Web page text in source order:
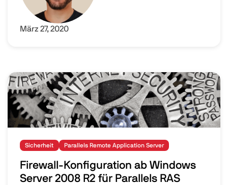
März 27, 2020
Image
Sicherheit Parallels Remote Application Server
Firewall-Konfiguration ab Windows
Server 2008 R2 für Parallels RAS